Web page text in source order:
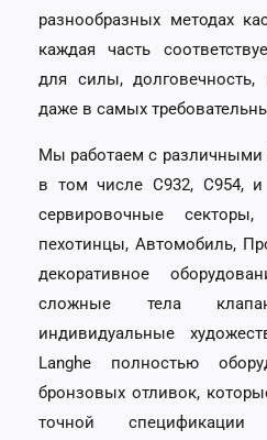
разнообразных методах
каждая часть
для силы, долговечность,
даже в самых
Мы работаем с
в том числе C932, C954,
сервировочные
пехотинцы, Автомобиль,
декоративное
сложные тела
индивидуальные
Langhe полностью
бронзовых отливок,
точной